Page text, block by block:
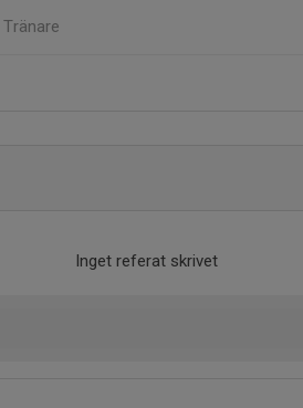
Tränare
Inget referat skrivet